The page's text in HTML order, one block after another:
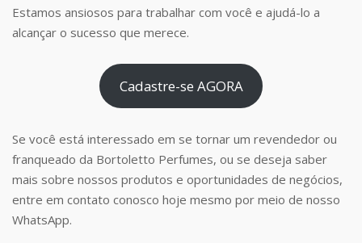
Estamos ansiosos para trabalhar com você e ajudá-lo a
alcançar o sucesso que merece.
Cadastre-se AGORA
Se você está interessado em se tornar um revendedor ou
franqueado da Bortoletto Perfumes, ou se deseja saber
mais sobre nossos produtos e oportunidades de negócios,
entre em contato conosco hoje mesmo por meio de nosso
WhatsApp.